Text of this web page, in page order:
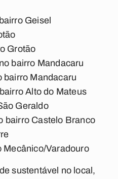
Geisel
Grotão
bairro Mandacaru
bairro Mandacaru
Alto do Mateus
Geraldo
bairro Castelo Branco
Mecânico/Varadouro
sustentável no local,